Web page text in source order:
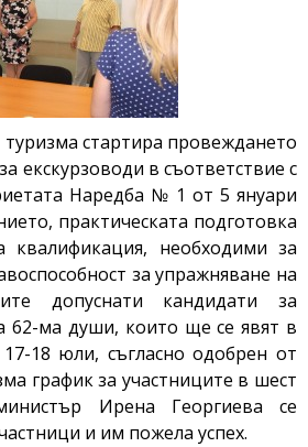
стартира провеждането
екскурзоводи в съответствие с
Наредба № 1 от 5 януари
практическата подготовка
квалификация, необходими за
за упражняване на
допуснати кандидати за
62-ма души, които ще се явят в
18 юли, съгласно одобрен от
график за участниците в шест
Ирена Георгиева се
и им пожела успех.